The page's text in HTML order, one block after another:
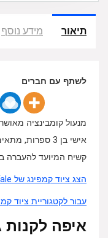
תיאור מידע נוסף
לשתף עם חברים
אישי בן 3
קשיח המיועד להעברה
הצג ציוד קמפינג של Yale
עבור לקטגוריית ציוד
איפה לקנות Yale – TSA – אונליין